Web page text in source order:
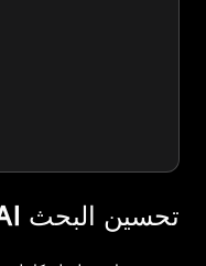
تحسين البحث GEO-AI